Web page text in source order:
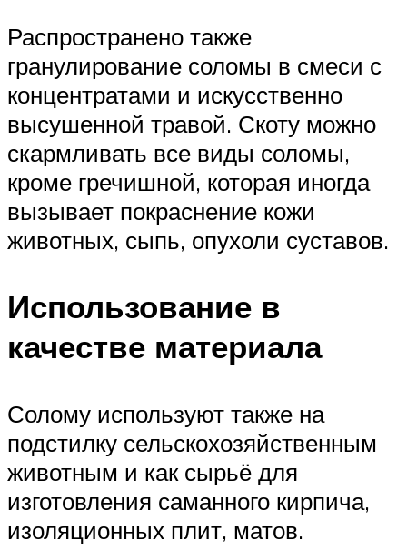
Распространено также
гранулирование соломы в смеси с
концентратами и искусственно
высушенной травой. Скоту можно
скармливать все виды соломы,
кроме гречишной, которая иногда
вызывает покраснение кожи
животных, сыпь, опухоли суставов.
Использование в
качестве материала
Солому используют также на
подстилку сельскохозяйственным
животным и как сырьё для
изготовления саманного кирпича,
изоляционных плит, матов.